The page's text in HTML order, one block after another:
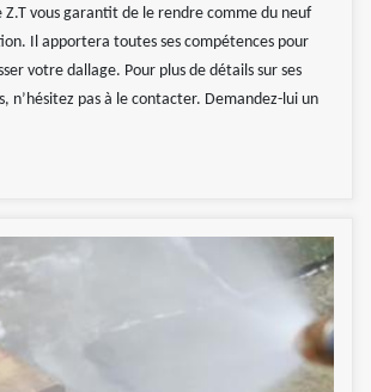
Z.T vous garantit de le rendre comme du neuf
Il apportera toutes ses compétences pour
votre dallage. Pour plus de détails sur ses
n’hésitez pas à le contacter. Demandez-lui un